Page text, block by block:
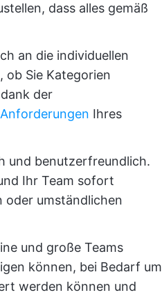
dass alles gemäß
an die individuellen
ob Sie Kategorien
der
Ihres
und benutzerfreundlich.
Ihr Team sofort
oder umständlichen
und große Teams
können, bei Bedarf um
werden können und